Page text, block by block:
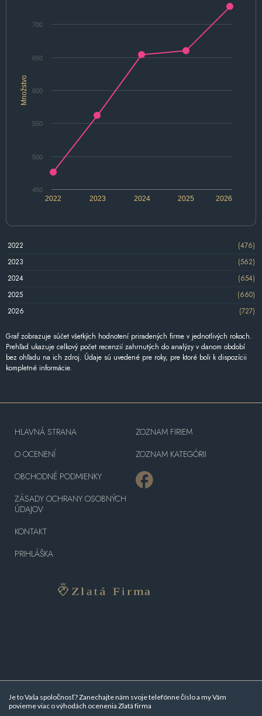
Množstvo
2022 2024 2026
2023 2025
450
500
550
600
650
700
2022
(476)
2023
(562)
2024
(654)
2025
(660)
2026
(727)
Graf zobrazuje súčet všetkých hodnotení priradených firme v jednotlivých rokoch.
Prehľad ukazuje celkový počet recenzií zahrnutých do analýzy v danom období
bez ohľadu na ich zdroj. Údaje sú uvedené pre roky, pre ktoré boli k dispozícii
kompletné informácie.
Je to Vaša spoločnosť? Zanechajte nám svoje telefónne číslo a my Vám
povieme viac ovýhodách ocenenia Zlatá firma
HLAVNÁ STRANA
O OCENENÍ
OBCHODNÉ PODMIENKY
ZÁSADY OCHRANY OSOBNÝCH
ÚDAJOV
KONTAKT
PRIHLÁŠKA
ZOZNAM FIRIEM
ZOZNAM KATEGÓRII